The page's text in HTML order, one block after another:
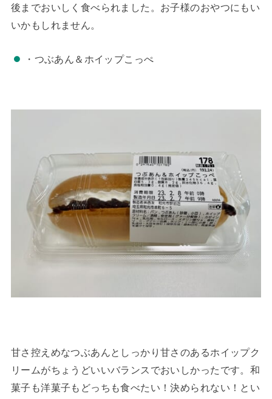
後までおいしく食べられました。お子様のおやつにもい
いかもしれません。
・つぶあん＆ホイップこっぺ
甘さ控えめなつぶあんとしっかり甘さのあるホイップク
リームがちょうどいいバランスでおいしかったです。和
菓子も洋菓子もどっちも食べたい！決められない！とい